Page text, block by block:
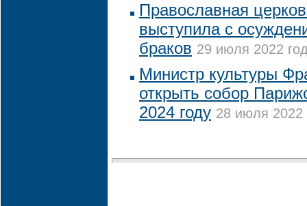
Православная
выступила с
браков 29 июля 2022
Министр культуры
открыть собор
2024 году 28 июля 2022